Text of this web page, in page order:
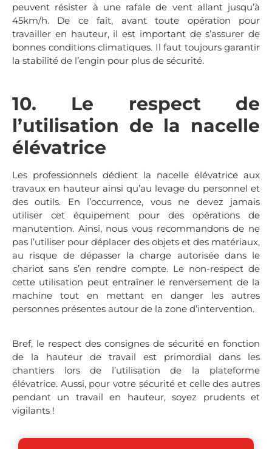
peuvent résister à une rafale de vent allant jusqu’à
45km/h. De ce fait, avant toute opération pour
travailler en hauteur, il est important de s’assurer de
bonnes conditions climatiques. Il faut toujours garantir
la stabilité de l’engin pour plus de sécurité.
10. Le respect de
l’utilisation de la nacelle
élévatrice
Les professionnels dédient la nacelle élévatrice aux
travaux en hauteur ainsi qu’au levage du personnel et
des outils. En l’occurrence, vous ne devez jamais
utiliser cet équipement pour des opérations de
manutention. Ainsi, nous vous recommandons de ne
pas l’utiliser pour déplacer des objets et des matériaux,
au risque de dépasser la charge autorisée dans le
chariot sans s’en rendre compte. Le non-respect de
cette utilisation peut entraîner le renversement de la
machine tout en mettant en danger les autres
personnes présentes autour de la zone d’intervention.
Bref, le respect des consignes de sécurité en fonction
de la hauteur de travail est primordial dans les
chantiers lors de l’utilisation de la plateforme
élévatrice. Aussi, pour votre sécurité et celle des autres
pendant un travail en hauteur, soyez prudents et
vigilants !